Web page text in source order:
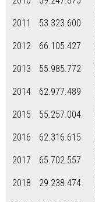
2011
53.323.600
2012
66.105.427
2013
55.985.772
2014
62.977.489
2015
55.257.004
2016
62.316.615
2017
65.702.557
2018
29.238.474